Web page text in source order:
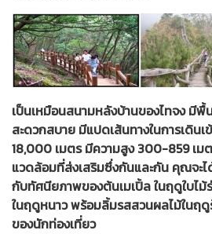
เป็นเหมือนสนามหลังบ้านของไทจง มี
สะดวกสบาย มีแปดเส้นทางในการเดิน
18,000 เมตร มีความสูง 300-859 เม
แวดล้อมที่ส่งเสริมซึ่งกันและกัน คุณจะ
กับทัศนียภาพของต้นเมเปิ้ล ในฤดูใบไ
ในฤดูหนาว พร้อมลิ้มรสสวนผลไม้ในฤ
ของนักท่องเที่ยว